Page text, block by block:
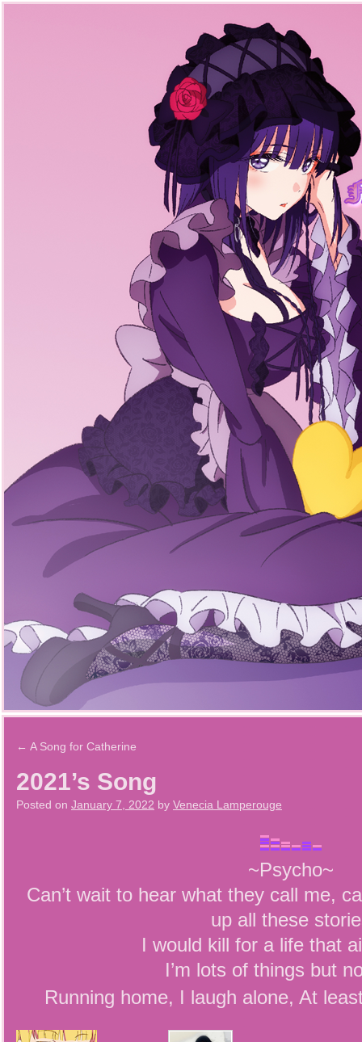
← A Song for Catherine
2021’s Song
Posted on January 7, 2022 by Venecia Lamperouge
~Psycho~
Can’t wait to hear what they call me,
up all these
I would kill for a life that
I’m lots of things but
Running home, I laugh alone, At